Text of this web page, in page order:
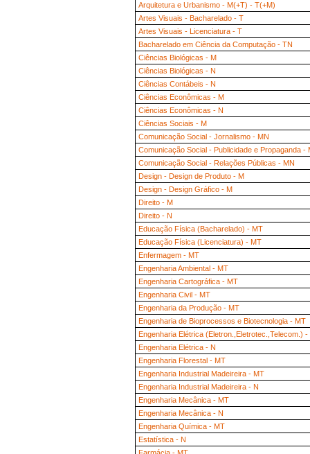
Arquitetura e Urbanismo - M(+T) - T(+M)
Artes Visuais - Bacharelado - T
Artes Visuais - Licenciatura - T
Bacharelado em Ciência da Computação - TN
Ciências Biológicas - M
Ciências Biológicas - N
Ciências Contábeis - N
Ciências Econômicas - M
Ciências Econômicas - N
Ciências Sociais - M
Comunicação Social - Jornalismo - MN
Comunicação Social - Publicidade e Propaganda -
Comunicação Social - Relações Públicas - MN
Design - Design de Produto - M
Design - Design Gráfico - M
Direito - M
Direito - N
Educação Física (Bacharelado) - MT
Educação Física (Licenciatura) - MT
Enfermagem - MT
Engenharia Ambiental - MT
Engenharia Cartográfica - MT
Engenharia Civil - MT
Engenharia da Produção - MT
Engenharia de Bioprocessos e Biotecnologia - MT
Engenharia Elétrica (Eletron.,Eletrotec.,Telecom.) -
Engenharia Elétrica - N
Engenharia Florestal - MT
Engenharia Industrial Madeireira - MT
Engenharia Industrial Madeireira - N
Engenharia Mecânica - MT
Engenharia Mecânica - N
Engenharia Química - MT
Estatística - N